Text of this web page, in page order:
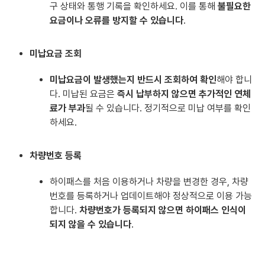
구 상태와 통행 기록을 확인하세요. 이를 통해 불필요한
요금이나 오류를 방지할 수 있습니다.
미납요금 조회
미납요금이 발생했는지 반드시 조회하여 확인해야 합니
다. 미납된 요금은 즉시 납부하지 않으면 추가적인 연체
료가 부과될 수 있습니다. 정기적으로 미납 여부를 확인
하세요.
차량번호 등록
하이패스를 처음 이용하거나 차량을 변경한 경우, 차량
번호를 등록하거나 업데이트해야 정상적으로 이용 가능
합니다. 차량번호가 등록되지 않으면 하이패스 인식이
되지 않을 수 있습니다.